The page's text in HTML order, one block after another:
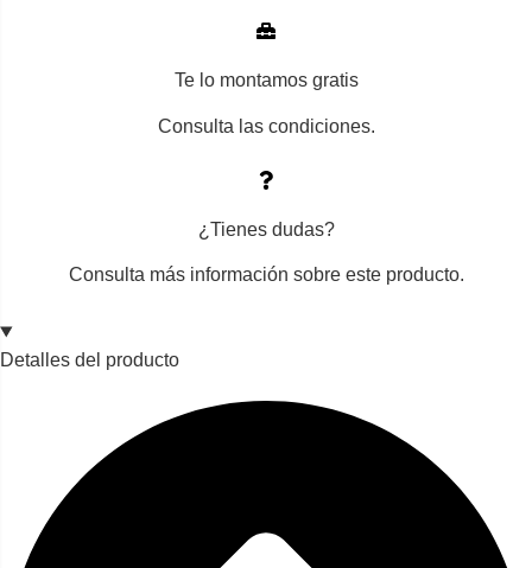
Te lo montamos gratis
Consulta las condiciones.
¿Tienes dudas?
Consulta más información sobre este producto.
Detalles del producto